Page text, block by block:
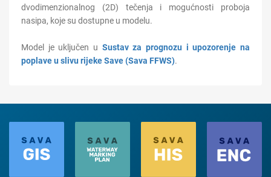
dvodimenzionalnog (2D) tečenja i mogućnosti proboja
nasipa, koje su dostupne u modelu.
Model je uključen u Sustav za prognozu i upozorenje na
poplave u slivu rijeke Save (Sava FFWS).